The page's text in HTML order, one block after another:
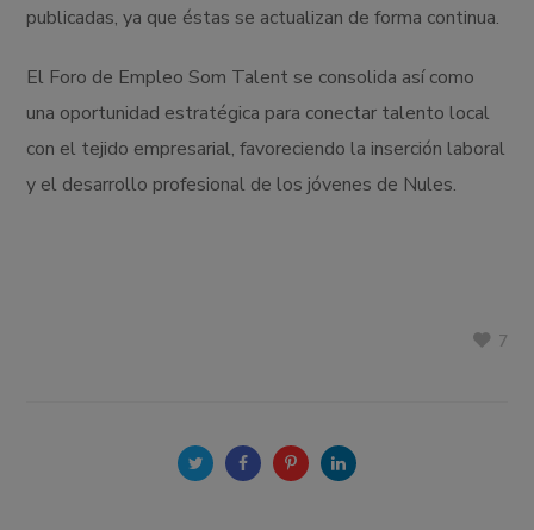
publicadas, ya que éstas se actualizan de forma continua.
El Foro de Empleo Som Talent se consolida así como
una oportunidad estratégica para conectar talento local
con el tejido empresarial, favoreciendo la inserción laboral
y el desarrollo profesional de los jóvenes de Nules.
7